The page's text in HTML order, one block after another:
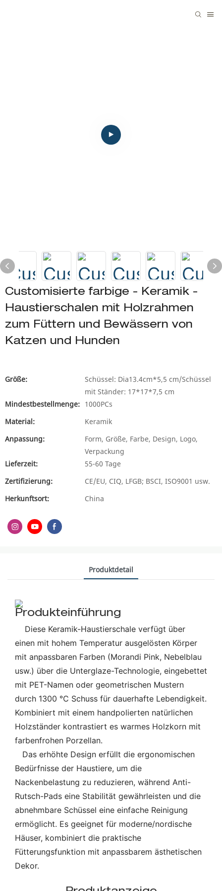
Customisierte farbige - Keramik -
Haustierschalen mit Holzrahmen
zum Füttern und Bewässern von
Katzen und Hunden
Größe:
Schüssel: Dia13.4cm*5,5 cm/Schüssel
mit Ständer: 17*17*7,5 cm
Mindestbestellmenge: 1000PCs
Material:
Keramik
Anpassung:
Form, Größe, Farbe, Design, Logo,
Verpackung
Lieferzeit:
55-60 Tage
Zertifizierung:
CE/EU, CIQ, LFGB; BSCI, ISO9001 usw.
Herkunftsort:
China
Produktdetail
Produkteinführung
Diese Keramik-Haustierschale verfügt über
einen mit hohem Temperatur ausgelösten Körper
mit anpassbaren Farben (Morandi Pink, Nebelblau
usw.) über die Unterglaze-Technologie, eingebettet
mit PET-Namen oder geometrischen Mustern
durch 1300 ℃ Schuss für dauerhafte Lebendigkeit.
Kombiniert mit einem handpolierten natürlichen
Holzständer kontrastiert es warmes Holzkorn mit
farbenfrohen Porzellan.
Das erhöhte Design erfüllt die ergonomischen
Bedürfnisse der Haustiere, um die
Nackenbelastung zu reduzieren, während Anti-
Rutsch-Pads eine Stabilität gewährleisten und die
abnehmbare Schüssel eine einfache Reinigung
ermöglicht. Es geeignet für moderne/nordische
Häuser, kombiniert die praktische
Fütterungsfunktion mit anpassbarem ästhetischen
Dekor.